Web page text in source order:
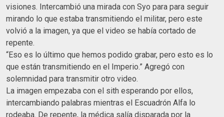
visiones. Intercambió una mirada con Syo para para seguir
mirando lo que estaba transmitiendo el militar, pero este
volvió a la imagen, ya que el video se había cortado de
repente.
“Eso es lo último que hemos podido grabar, pero esto es lo
que están transmitiendo en el Imperio.” Agregó con
solemnidad para transmitir otro video.
La imagen empezaba con el sith esperando por ellos,
intercambiando palabras mientras el Escuadrón Alfa lo
rodeaba. De repente, la médica salía disparada por la